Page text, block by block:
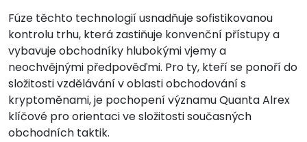
Fúze těchto technologií usnadňuje sofistikovanou
kontrolu trhu, která zastiňuje konvenční přístupy a
vybavuje obchodníky hlubokými vjemy a
neochvějnými předpověďmi. Pro ty, kteří se ponoří do
složitosti vzdělávání v oblasti obchodování s
kryptoměnami, je pochopení významu Quanta Alrex
klíčové pro orientaci ve složitosti současných
obchodních taktik.